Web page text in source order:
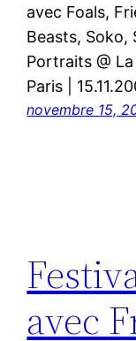
avec Foals,
Beasts, Soko,
Portraits @
Paris |
novembre 15,
avec